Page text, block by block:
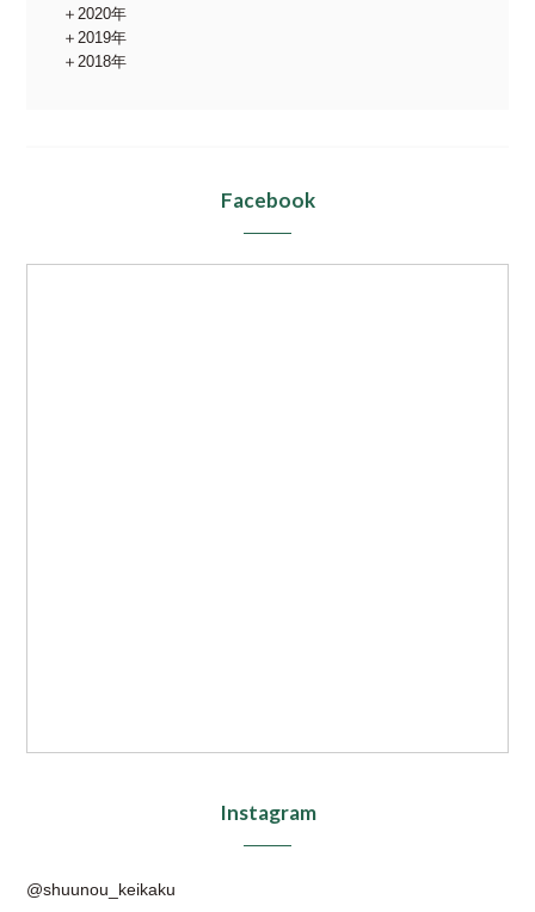
2020年
2019年
2018年
Facebook
Instagram
@shuunou_keikaku